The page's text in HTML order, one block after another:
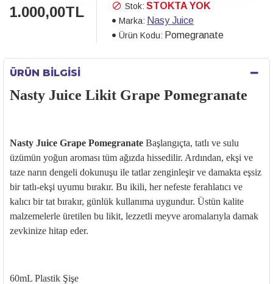
1.000,00TL Stok: STOKTA YOK
Marka: Nasy Juice
Ürün Kodu: Pomegranate
ÜRÜN BILGISI
Nasty Juice Likit Grape Pomegranate
Nasty Juice Grape Pomegranate Başlangıçta, tatlı ve sulu
üzümün yoğun aroması tüm ağızda hissedilir. Ardından, ekşi ve
taze narın dengeli dokunuşu ile tatlar zenginleşir ve damakta eşsiz
bir tatlı-ekşi uyumu bırakır. Bu ikili, her nefeste ferahlatıcı ve
kalıcı bir tat bırakır, günlük kullanıma uygundur. Üstün kalite
malzemelerle üretilen bu likit, lezzetli meyve aromalarıyla damak
zevkinize hitap eder.
60mL Plastik Şişe